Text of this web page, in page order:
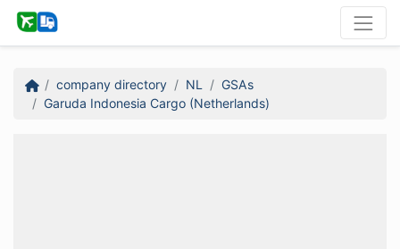
company directory NL
GSAs
Garuda Indonesia Cargo (Netherlands)